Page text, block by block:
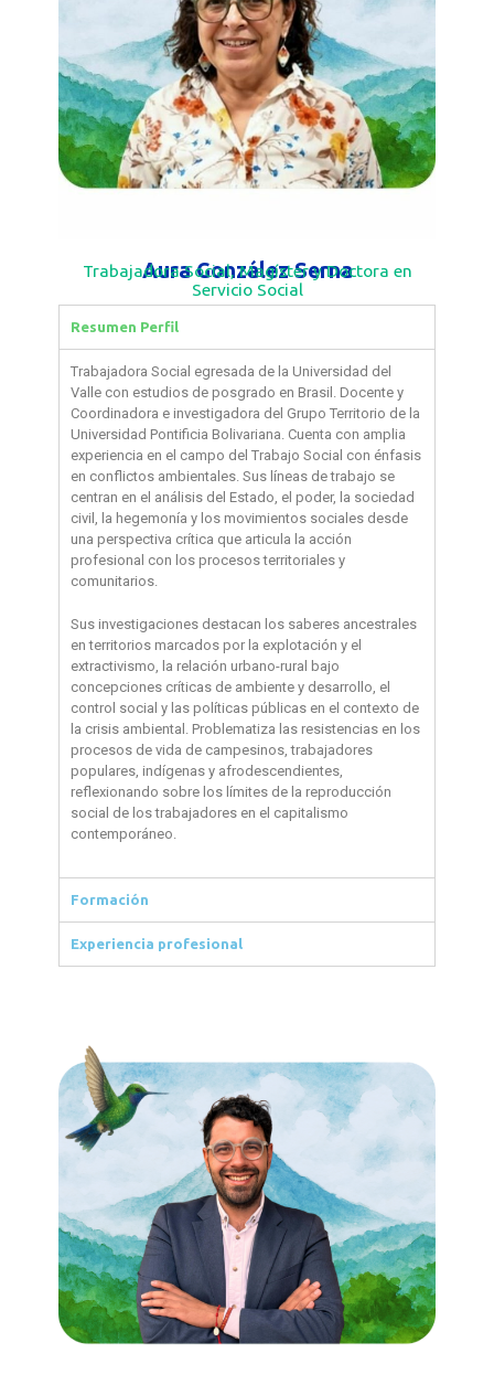
Aura González Serna
Trabajadora Social, Magíster y Doctora en
Servicio Social
Resumen Perfil
Trabajadora Social egresada de la Universidad del
Valle con estudios de posgrado en Brasil. Docente y
Coordinadora e investigadora del Grupo Territorio de la
Universidad Pontificia Bolivariana. Cuenta con amplia
experiencia en el campo del Trabajo Social con énfasis
en conflictos ambientales. Sus líneas de trabajo se
centran en el análisis del Estado, el poder, la sociedad
civil, la hegemonía y los movimientos sociales desde
una perspectiva crítica que articula la acción
profesional con los procesos territoriales y
comunitarios.
Sus investigaciones destacan los saberes ancestrales
en territorios marcados por la explotación y el
extractivismo, la relación urbano-rural bajo
concepciones críticas de ambiente y desarrollo, el
control social y las políticas públicas en el contexto de
la crisis ambiental. Problematiza las resistencias en los
procesos de vida de campesinos, trabajadores
populares, indígenas y afrodescendientes,
reflexionando sobre los límites de la reproducción
social de los trabajadores en el capitalismo
contemporáneo.
Formación
Experiencia profesional